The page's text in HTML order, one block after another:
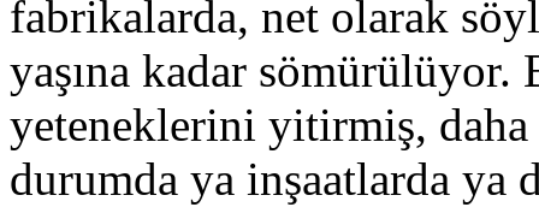
fabrikalarda, net olarak
yaşına kadar sömürülüyor.
yeteneklerini yitirmiş,
durumda ya inşaatlarda ya